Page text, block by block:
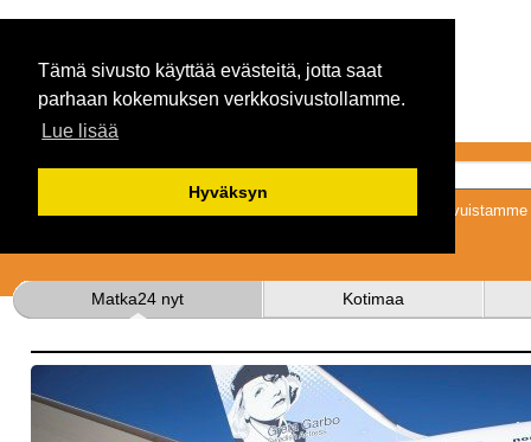
Tämä sivusto käyttää evästeitä, jotta saat
parhaan kokemuksen verkkosivustollamme.
Lue lisää
Hyväksyn
Tykkäämällä
Matka24 nyt Kotimaa